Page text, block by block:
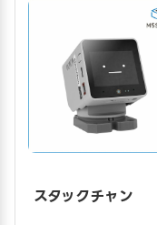
スタックチャン